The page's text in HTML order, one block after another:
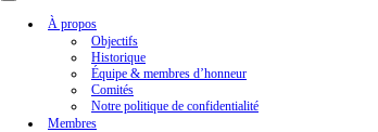
de
navigation
Menu
navigation
À propos
Objectifs
Historique
Équipe & membres d’honneur
Comités
Notre politique de confidentialité
Membres